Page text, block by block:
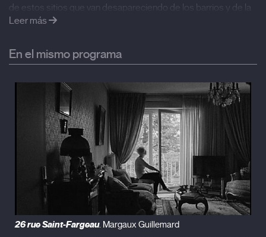
de estos sitios que van desapareciendo de los barrios y de la
labor íntima e ininterrumpida que allí se realiza. La
un retrato onírico y, sin embargo, hiperrealista de un día en la
vida de un empleado de lavandería, tanto en nuestros días
Leer más
En el mismo programa
26 rue Saint-Fargeau. Margaux Guillemard